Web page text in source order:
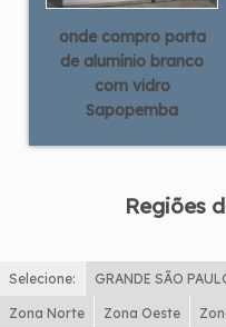
onde compro porta
de alumínio branco
com vidro
Sapopemba
Regiões
Selecione: GRANDE SÃO
Zona Norte Zona Oeste